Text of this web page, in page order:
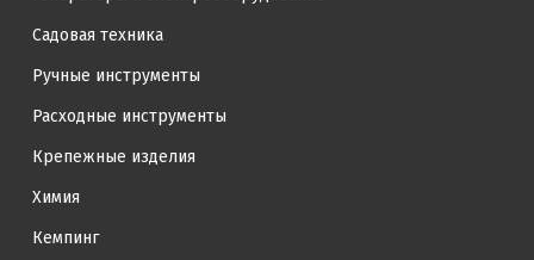
Садовая техника
Ручные инструменты
Расходные инструменты
Крепежные изделия
Химия
Кемпинг